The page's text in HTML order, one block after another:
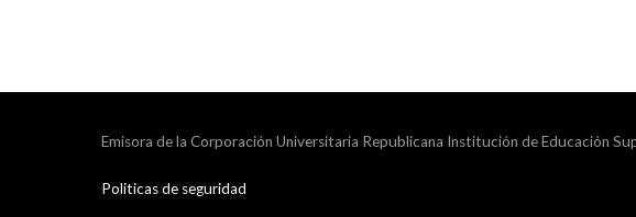
Emisora de la Corporación Universitaria Republicana Institución de Educación
Politicas de seguridad